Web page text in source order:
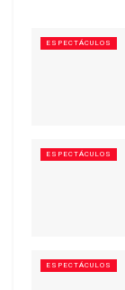
ESPECTÁCULOS
ESPECTÁCULOS
ESPECTÁCULOS